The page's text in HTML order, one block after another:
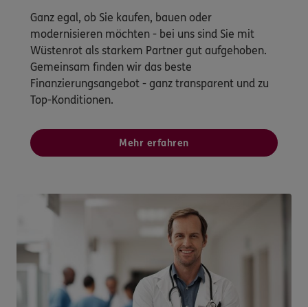
Ganz egal, ob Sie kaufen, bauen oder
modernisieren möchten - bei uns sind Sie mit
Wüstenrot als starkem Partner gut aufgehoben.
Gemeinsam finden wir das beste
Finanzierungsangebot - ganz transparent und zu
Top-Konditionen.
Mehr erfahren